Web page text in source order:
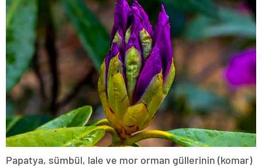
Papatya, sümbül, lale ve mor orman güllerinin (komar)